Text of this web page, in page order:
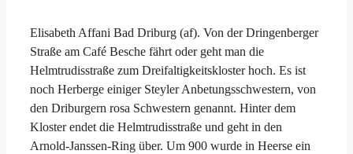
Elisabeth Affani Bad Driburg (af). Von der Dringenberger
Straße am Café Besche fährt oder geht man die
Helmtrudisstraße zum Dreifaltigkeitskloster hoch. Es ist
noch Herberge einiger Steyler Anbetungsschwestern, von
den Driburgern rosa Schwestern genannt. Hinter dem
Kloster endet die Helmtrudisstraße und geht in den
Arnold-Janssen-Ring über. Um 900 wurde in Heerse ein